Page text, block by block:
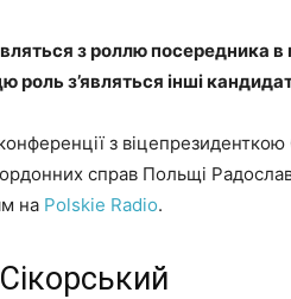
з роллю посередника
роль з’являться інші
з
справ Польщі
на Polskie Radio.